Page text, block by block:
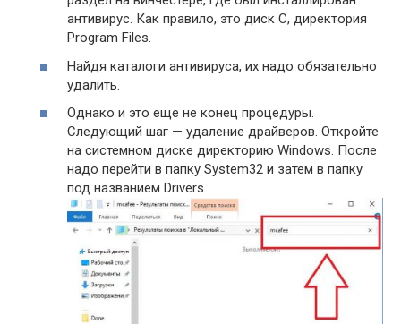
антивирус. Как правило, это диск C, директория
Program Files.
Найдя каталоги антивируса, их надо обязательно
удалить.
Однако и это еще не конец процедуры.
Следующий шаг — удаление драйверов. Откройте
на системном диске директорию Windows. После
надо перейти в папку System32 и затем в папку
под названием Drivers.